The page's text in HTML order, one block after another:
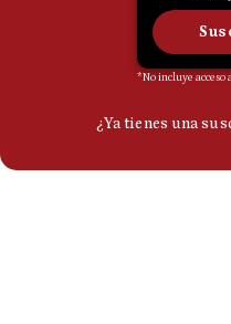
Preguntas